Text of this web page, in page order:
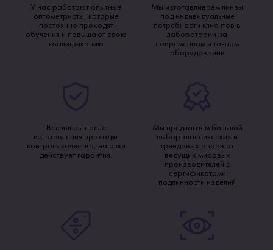
У нас работают опытные
оптометристы, которые
постоянно проходят
обучения и повышают свою
квалификацию
Мы изготавливаем линзы
под индивидуальные
потребности клиентов в
лаборатории на
современном и точном
оборудовании
Все линзы после
изготовления проходят
контроль качества, на очки
действует гарантия.
Мы предлагаем большой
выбор классических и
трендовых оправ от
ведущих мировых
производителей с
сертификатами
подлинности изделий